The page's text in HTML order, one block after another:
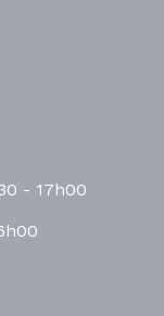
- 17h00